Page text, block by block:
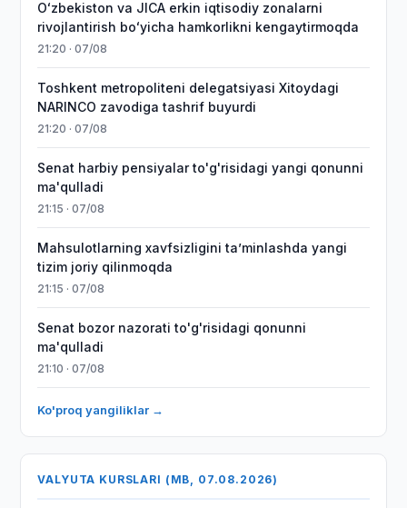
Oʻzbekiston va JICA erkin iqtisodiy zonalarni
rivojlantirish boʻyicha hamkorlikni kengaytirmoqda
21:20 · 07/08
Toshkent metropoliteni delegatsiyasi Xitoydagi
NARINCO zavodiga tashrif buyurdi
21:20 · 07/08
Senat harbiy pensiyalar to'g'risidagi yangi qonunni
ma'qulladi
21:15 · 07/08
Mahsulotlarning xavfsizligini taʼminlashda yangi
tizim joriy qilinmoqda
21:15 · 07/08
Senat bozor nazorati to'g'risidagi qonunni
ma'qulladi
21:10 · 07/08
Ko'proq yangiliklar →
VALYUTA KURSLARI (MB, 07.08.2026)